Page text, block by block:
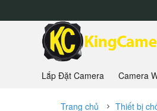
Lắp Đặt Camera Camera
Trang chủ Thiết bị